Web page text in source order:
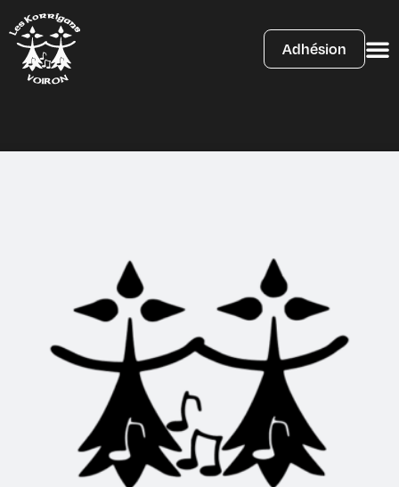
Adhésion